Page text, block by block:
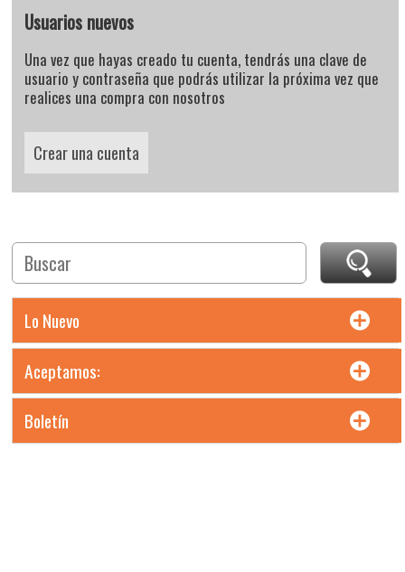
Usuarios nuevos
Una vez que hayas creado tu cuenta, tendrás una clave de
usuario y contraseña que podrás utilizar la próxima vez que
realices una compra con nosotros
Crear una cuenta
Lo Nuevo
Aceptamos:
Boletín